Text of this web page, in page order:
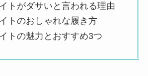
トがダサいと言われる理由
トのおしゃれな履き方
トの魅力とおすすめ3つ